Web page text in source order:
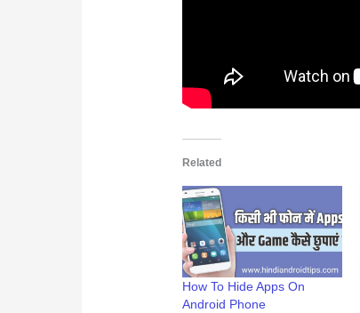
Related
How To Hide Apps On
Android Phone